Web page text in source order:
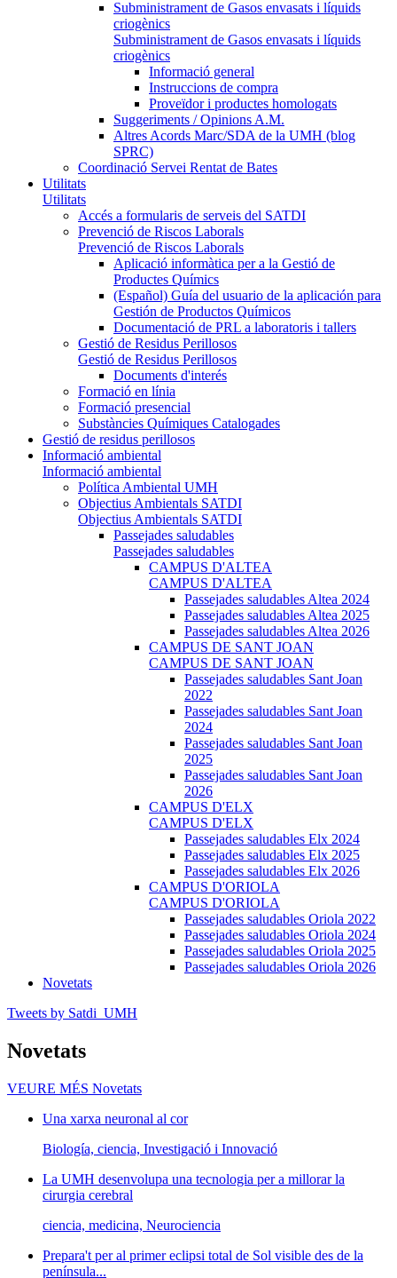
Subministrament de Gasos envasats i líquids
criogènics
Subministrament de Gasos envasats i líquids
criogènics
Informació general
Instruccions de compra
Proveïdor i productes homologats
Suggeriments / Opinions A.M.
Altres Acords Marc/SDA de la UMH (blog
SPRC)
Coordinació Servei Rentat de Bates
Utilitats
Utilitats
Accés a formularis de serveis del SATDI
Prevenció de Riscos Laborals
Prevenció de Riscos Laborals
Aplicació informàtica per a la Gestió de
Productes Químics
(Español) Guía del usuario de la aplicación para
Gestión de Productos Químicos
Documentació de PRL a laboratoris i tallers
Gestió de Residus Perillosos
Gestió de Residus Perillosos
Documents d'interés
Formació en línia
Formació presencial
Substàncies Químiques Catalogades
Gestió de residus perillosos
Informació ambiental
Informació ambiental
Política Ambiental UMH
Objectius Ambientals SATDI
Objectius Ambientals SATDI
Passejades saludables
Passejades saludables
CAMPUS D'ALTEA
CAMPUS D'ALTEA
Passejades saludables Altea 2024
Passejades saludables Altea 2025
Passejades saludables Altea 2026
CAMPUS DE SANT JOAN
CAMPUS DE SANT JOAN
Passejades saludables Sant Joan
2022
Passejades saludables Sant Joan
2024
Passejades saludables Sant Joan
2025
Passejades saludables Sant Joan
2026
CAMPUS D'ELX
CAMPUS D'ELX
Passejades saludables Elx 2024
Passejades saludables Elx 2025
Passejades saludables Elx 2026
CAMPUS D'ORIOLA
CAMPUS D'ORIOLA
Passejades saludables Oriola 2022
Passejades saludables Oriola 2024
Passejades saludables Oriola 2025
Passejades saludables Oriola 2026
Novetats
Tweets by Satdi_UMH
Novetats
VEURE MÉS Novetats
Una xarxa neuronal al cor
Biología, ciencia, Investigació i Innovació
La UMH desenvolupa una tecnologia per a millorar la
cirurgia cerebral
ciencia, medicina, Neurociencia
Prepara't per al primer eclipsi total de Sol visible des de la
península...